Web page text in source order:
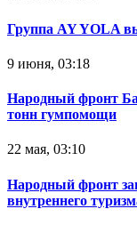
Группа AY YOLA
9 июня, 03:18
Народный фронт
тонн гумпомощи
22 мая, 03:10
Народный фронт
внутреннего